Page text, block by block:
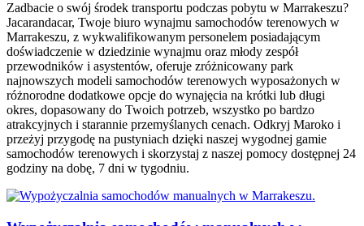
Zadbacie o swój środek transportu podczas pobytu w Marrakeszu?
Jacarandacar, Twoje biuro wynajmu samochodów terenowych w
Marrakeszu, z wykwalifikowanym personelem posiadającym
doświadczenie w dziedzinie wynajmu oraz młody zespół
przewodników i asystentów, oferuje zróżnicowany park
najnowszych modeli samochodów terenowych wyposażonych w
różnorodne dodatkowe opcje do wynajęcia na krótki lub długi
okres, dopasowany do Twoich potrzeb, wszystko po bardzo
atrakcyjnych i starannie przemyślanych cenach. Odkryj Maroko i
przeżyj przygodę na pustyniach dzięki naszej wygodnej gamie
samochodów terenowych i skorzystaj z naszej pomocy dostępnej 24
godziny na dobę, 7 dni w tygodniu.